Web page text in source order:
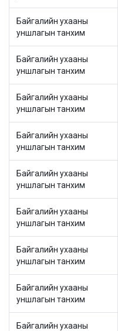
Байгалийн ухааны
уншлагын танхим
Байгалийн ухааны
уншлагын танхим
Байгалийн ухааны
уншлагын танхим
Байгалийн ухааны
уншлагын танхим
Байгалийн ухааны
уншлагын танхим
Байгалийн ухааны
уншлагын танхим
Байгалийн ухааны
уншлагын танхим
Байгалийн ухааны
уншлагын танхим
Байгалийн ухааны